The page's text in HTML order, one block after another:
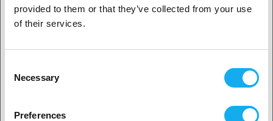
provided to them or that they’ve collected from your use
of their services.
Selection
Necessary
Preferences
REVIEWS
Zakelijke klant
Particuliere klant